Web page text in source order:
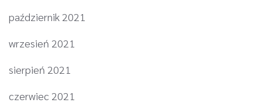
październik 2021
wrzesień 2021
sierpień 2021
czerwiec 2021